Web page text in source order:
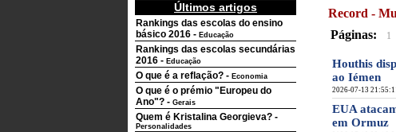
Últimos artigos
Rankings das escolas do ensino
básico 2016 - Educação
Rankings das escolas secundárias
2016 - Educação
O que é a reflação? - Economia
O que é o prémio "Europeu do
Ano"? - Gerais
Quem é Kristalina Georgieva? -
Personalidades
Record -
Páginas:
1
Houthis
ao Iémen
2026-07-13
EUA
em Ormuz